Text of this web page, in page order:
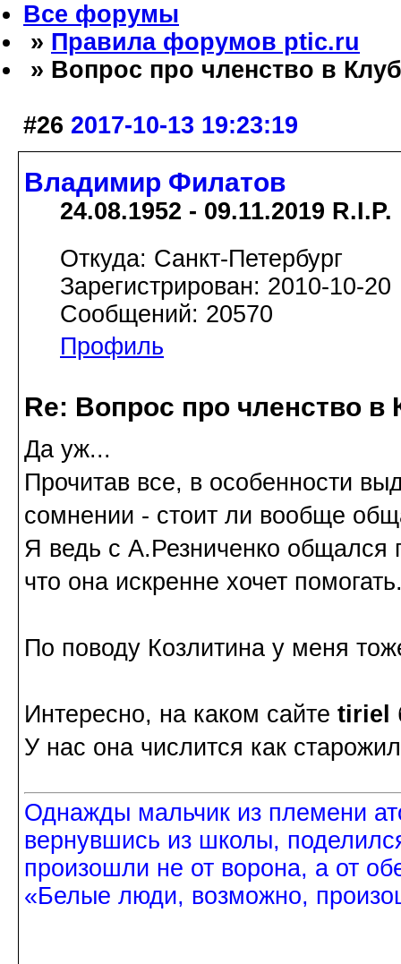
Все форумы
» Правила форумов ptic.ru
» Вопрос про членство в
#26 2017-10-13 19:23:19
Владимир Филатов
24.08.1952 - 09.11.2019 R.I.P.
Откуда: Санкт-Петербург
Зарегистрирован: 2010-10-20
Сообщений: 20570
Профиль
Re: Вопрос про членство в
Да уж...
Прочитав все, в особенности
сомнении - стоит ли вообще
Я ведь с А.Резниченко общался
что она искренне хочет
По поводу Козлитина у меня
Интересно, на каком сайте tiriel
У нас она числится как
Однажды мальчик из племени
вернувшись из школы,
произошли не от ворона, а от
«Белые люди, возможно,